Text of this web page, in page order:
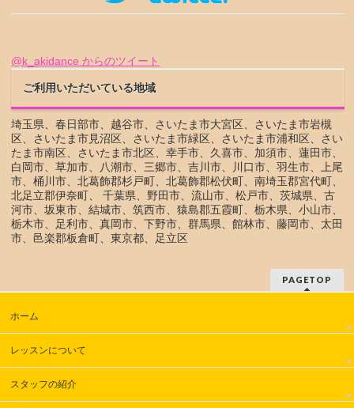
@k_akidance からのツイート
ご利用いただいている地域
埼玉県、春日部市、越谷市、さいたま市大宮区、さいたま市岩槻
区、さいたま市見沼区、さいたま市緑区、さいたま市浦和区、さい
たま市南区、さいたま市北区、幸手市、久喜市、加須市、蓮田市、
白岡市、草加市、八潮市、三郷市、吉川市、川口市、羽生市、上尾
市、桶川市、北葛飾郡杉戸町、北葛飾郡松伏町、南埼玉郡宮代町、
北足立郡伊奈町、 千葉県、野田市、流山市、松戸市、茨城県、古
河市、坂東市、結城市、筑西市、猿島郡五霞町、栃木県、小山市、
栃木市、足利市、真岡市、下野市、群馬県、館林市、藤岡市、太田
市、邑楽郡板倉町、東京都、足立区
PAGETOP
ホーム
レッスンについて
スタッフの紹介